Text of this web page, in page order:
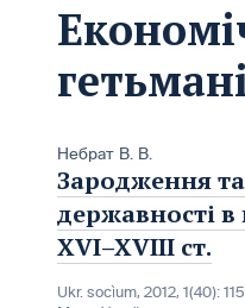
Небрат В. В.
Зародження та
державності в
XVI–XVIII ст.
Ukr. socìum, 2012, 1(40):